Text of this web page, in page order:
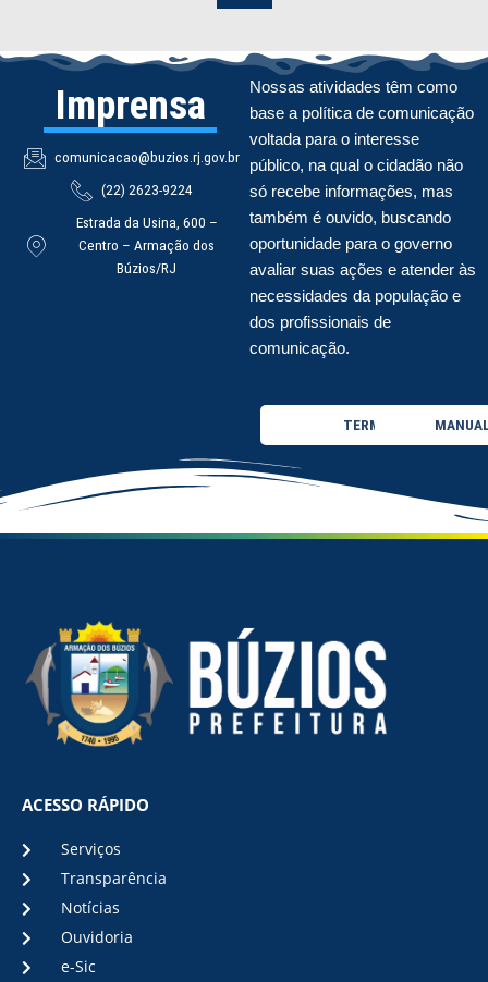
Imprensa
comunicacao@buzios.rj.gov.br
(22) 2623-9224
Estrada da Usina, 600 –
Centro – Armação dos
Búzios/RJ
Nossas atividades têm como
base a política de comunicação
voltada para o interesse
público, na qual o cidadão não
só recebe informações, mas
também é ouvido, buscando
oportunidade para o governo
avaliar suas ações e atender às
necessidades da população e
dos profissionais de
comunicação.
TERMO DE USO
ACESSO RÁPIDO
Serviços
Transparência
Notícias
Ouvidoria
e-Sic